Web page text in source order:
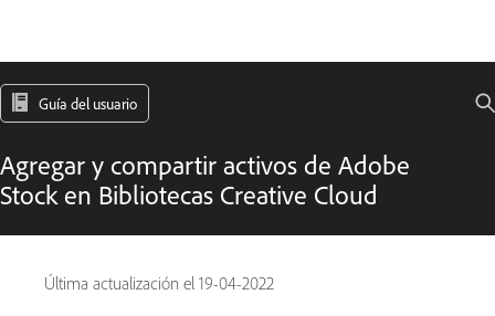
Guía del usuario
Agregar y compartir activos de Adobe
Stock en Bibliotecas Creative Cloud
Última actualización el 19-04-2022